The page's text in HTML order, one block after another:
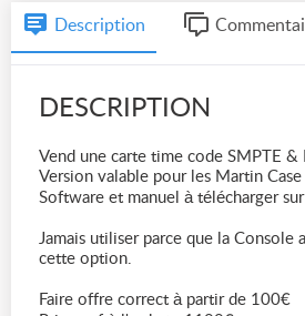
Description
DESCRIPTION
Vend une carte time code SMPTE
Version valable pour les Martin
Software et manuel à télécharger
Jamais utiliser parce que la Console
cette option.
Faire offre correct à partir de 100€